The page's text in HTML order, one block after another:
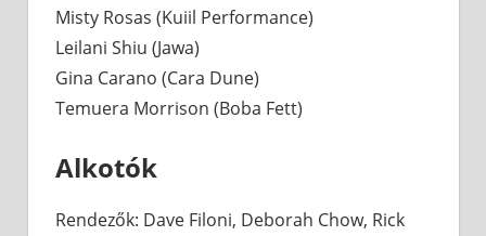
Misty Rosas (Kuiil Performance)
Leilani Shiu (Jawa)
Gina Carano (Cara Dune)
Temuera Morrison (Boba Fett)
Alkotók
Rendezők: Dave Filoni, Deborah Chow, Rick